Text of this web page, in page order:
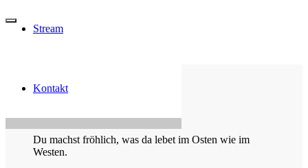
Stream
Kontakt
Du machst fröhlich, was da lebet im Osten wie im
Westen.